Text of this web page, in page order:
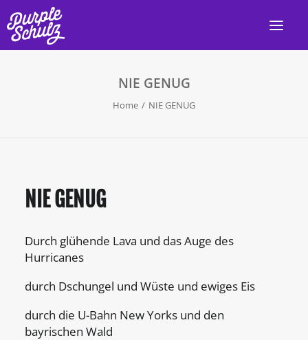
DISKOGRAFIE
PRESSE/INFO
KONTAKT
NIE GENUG
Home NIE GENUG
NIE GENUG
Durch glühende Lava und das Auge des
Hurricanes
durch Dschungel und Wüste und ewiges Eis
durch die U-Bahn New Yorks und den
bayrischen Wald